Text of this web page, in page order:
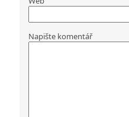
Napište komentář